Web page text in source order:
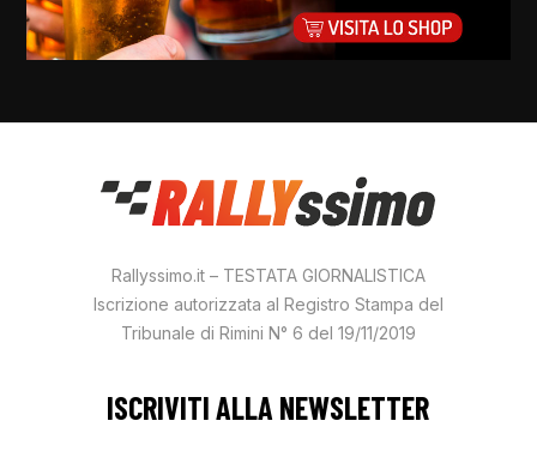
Rallyssimo.it – TESTATA GIORNALISTICA
Iscrizione autorizzata al Registro Stampa del
Tribunale di Rimini N° 6 del 19/11/2019
ISCRIVITI ALLA NEWSLETTER